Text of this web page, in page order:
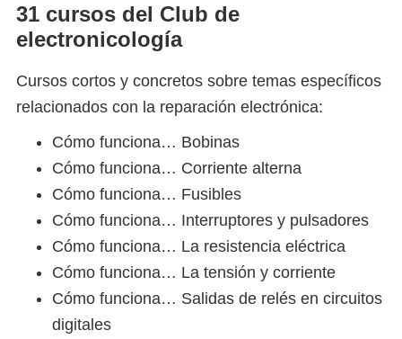
31 cursos del Club de
electronicología
Cursos cortos y concretos sobre temas específicos
relacionados con la reparación electrónica:
Cómo funciona… Bobinas
Cómo funciona… Corriente alterna
Cómo funciona… Fusibles
Cómo funciona… Interruptores y pulsadores
Cómo funciona… La resistencia eléctrica
Cómo funciona… La tensión y corriente
Cómo funciona… Salidas de relés en circuitos
digitales